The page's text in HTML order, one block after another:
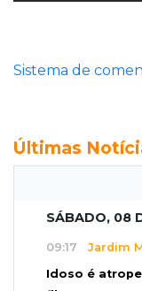
Sistema de
Últimas
SÁBADO, 08
09:17 Jardim
Idoso é